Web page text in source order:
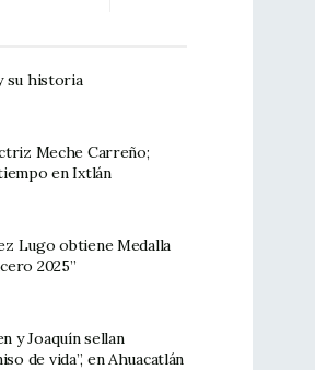
su historia
Meche Carreño;
en Ixtlán
Lugo obtiene Medalla
2025”
y Joaquín sellan
de vida”, en Ahuacatlán